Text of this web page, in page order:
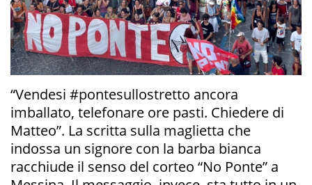
“Vendesi #pontesullostretto ancora
imballato, telefonare ore pasti. Chiedere di
Matteo”. La scritta sulla maglietta che
indossa un signore con la barba bianca
racchiude il senso del corteo “No Ponte” a